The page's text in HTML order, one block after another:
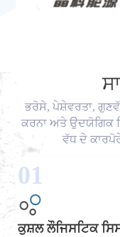
ਭਰੋਸੇ, ਪੇਸ਼ੇਵਰਤਾ,
ਕਰਨਾ ਅਤੇ ਉਦਯੋਗਿਕ
ਵੱਧ ਦੇ
01
ਕੁਸ਼ਲ ਲੌਜਿਸਟਿਕ